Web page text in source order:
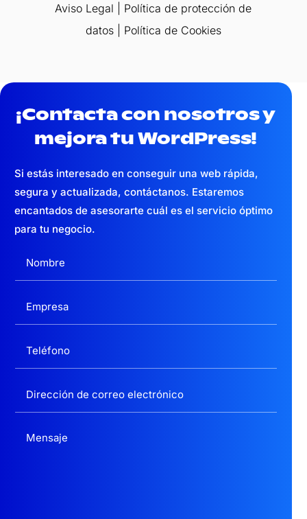
Aviso Legal
Política de protección de
datos| Política de Cookies
¡Contacta con nosotros y
mejora tu WordPress!
Si estás interesado en conseguir una web rápida,
segura y actualizada, contáctanos. Estaremos
encantados de asesorarte cuál es el servicio óptimo
para tu negocio.